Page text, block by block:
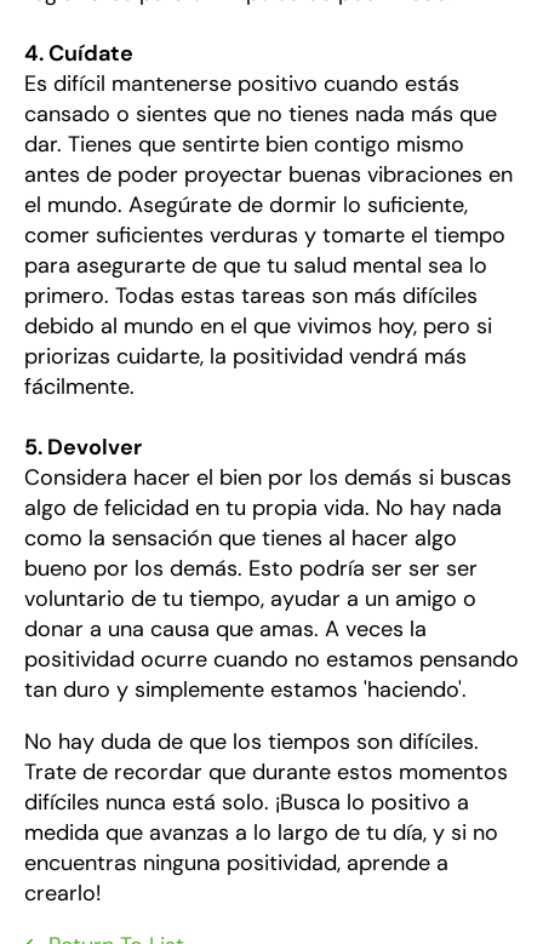
4. Cuídate
Es difícil mantenerse positivo cuando estás
cansado o sientes que no tienes nada más que
dar. Tienes que sentirte bien contigo mismo
antes de poder proyectar buenas vibraciones en
el mundo. Asegúrate de dormir lo suficiente,
comer suficientes verduras y tomarte el tiempo
para asegurarte de que tu salud mental sea lo
primero. Todas estas tareas son más difíciles
debido al mundo en el que vivimos hoy, pero si
priorizas cuidarte, la positividad vendrá más
fácilmente.
5. Devolver
Considera hacer el bien por los demás si buscas
algo de felicidad en tu propia vida. No hay nada
como la sensación que tienes al hacer algo
bueno por los demás. Esto podría ser ser ser
voluntario de tu tiempo, ayudar a un amigo o
donar a una causa que amas. A veces la
positividad ocurre cuando no estamos pensando
tan duro y simplemente estamos 'haciendo'.
No hay duda de que los tiempos son difíciles.
Trate de recordar que durante estos momentos
difíciles nunca está solo. ¡Busca lo positivo a
medida que avanzas a lo largo de tu día, y si no
encuentras ninguna positividad, aprende a
crearlo!